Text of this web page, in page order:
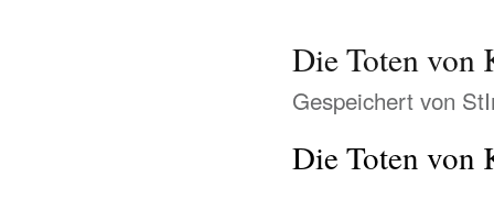
Die Toten von
Gespeichert von
Die Toten von